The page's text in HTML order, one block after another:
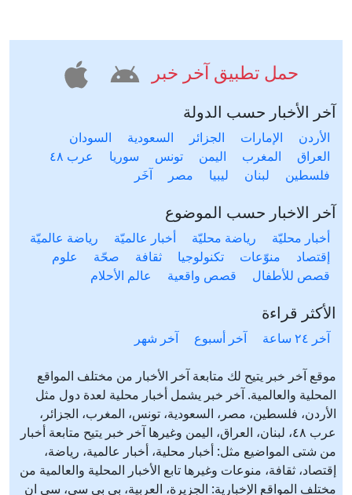
حمل تطبيق آخر خبر
آخر الأخبار حسب الدولة
الأردن الإمارات الجزائر السعودية
السودان
العراق
المغرب اليمن تونس سوريا
عرب ٤٨
فلسطين
لبنان ليبيا مصر آخَر
آخر الاخبار حسب الموضوع
أخبار محليّة رياضة محليّة أخبار عالميّة
رياضة عالميّة
إقتصاد
منوّعات تكنولوجيا ثقافة صحّة
علوم
قصص للأطفال
قصص واقعية عالم الأحلام
الأكثر قراءة
آخر ٢٤ ساعة آخر أسبوع آخر شهر
موقع آخر خبر يتيح لك متابعة آخر الأخبار من مختلف المواقع
المحلية والعالمية. آخر خبر يشمل أخبار محلية لعدة دول مثل
الأردن، فلسطين، مصر، السعودية، تونس، المغرب، الجزائر،
عرب ٤٨، لبنان، العراق، اليمن وغيرها آخر خبر يتيح متابعة أخبار
من شتى المواضيع مثل: أخبار محلية، أخبار عالمية، رياضة،
إقتصاد، ثقافة، منوعات وغيرها تابع الأخبار المحلية والعالمية من
مختلف المواقع الإخبارية: الجزيرة، العربية، بي بي سي، سي ان